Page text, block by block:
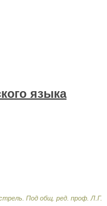
языка
Под общ. ред. проф. Л.Г.